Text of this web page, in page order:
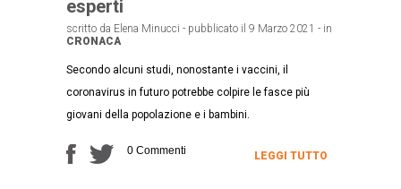
esperti
scritto da Elena Minucci - pubblicato il 9 Marzo 2021 - in
CRONACA
Secondo alcuni studi, nonostante i vaccini, il
coronavirus in futuro potrebbe colpire le fasce più
giovani della popolazione e i bambini.
0 Commenti LEGGI TUTTO